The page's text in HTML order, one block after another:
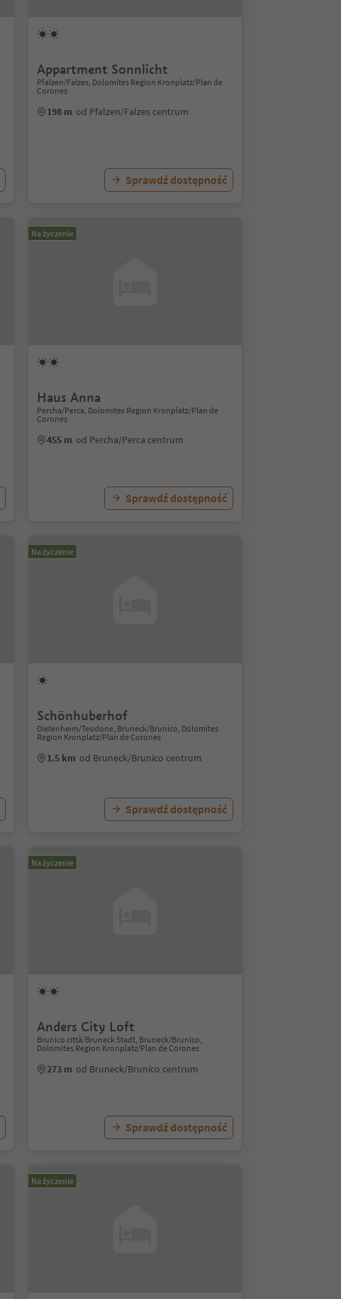
Appartment Sonnlicht
Pfalzen/Falzes, Dolomites Region Kronplatz/Plan de
Corones
198 m od Pfalzen/Falzes centrum
Sprawdź dostępność
Na życzenie
Haus Anna
Percha/Perca, Dolomites Region Kronplatz/Plan de
Corones
455 m od Percha/Perca centrum
Sprawdź dostępność
Na życzenie
Schönhuberhof
Dietenheim/Teodone, Bruneck/Brunico, Dolomites
Region Kronplatz/Plan de Corones
1.5 km od Bruneck/Brunico centrum
Sprawdź dostępność
Na życzenie
Anders City Loft
Brunico città/Bruneck Stadt, Bruneck/Brunico,
Dolomites Region Kronplatz/Plan de Corones
273 m od Bruneck/Brunico centrum
Sprawdź dostępność
Na życzenie